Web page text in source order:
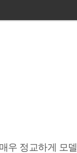
우 정교하게 모델